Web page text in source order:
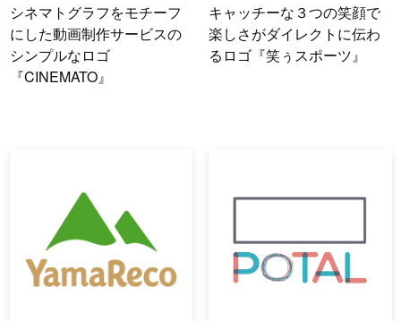
シネマトグラフをモチーフ
にした動画制作サービスの
シンプルなロゴ
『CINEMATO』
キャッチーな３つの笑顔で
楽しさがダイレクトに伝わ
るロゴ『笑ぅスポーツ』